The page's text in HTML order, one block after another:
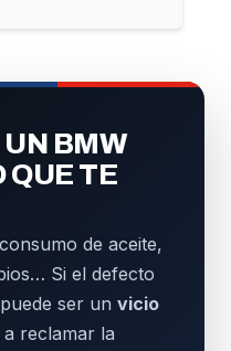
BMW
QUE TE
de aceite,
Si el defecto
ser un vicio
reclamar la